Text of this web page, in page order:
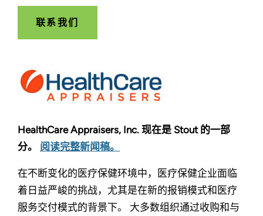
联系我们
HealthCare Appraisers, Inc. 现在是 Stout 的一部
分。 阅读完整新闻稿。
在不断变化的医疗保健环境中，医疗保健企业面临
着日益严峻的挑战，尤其是在新的报销模式和医疗
服务交付模式的背景下。 大多数组织通过收购和与